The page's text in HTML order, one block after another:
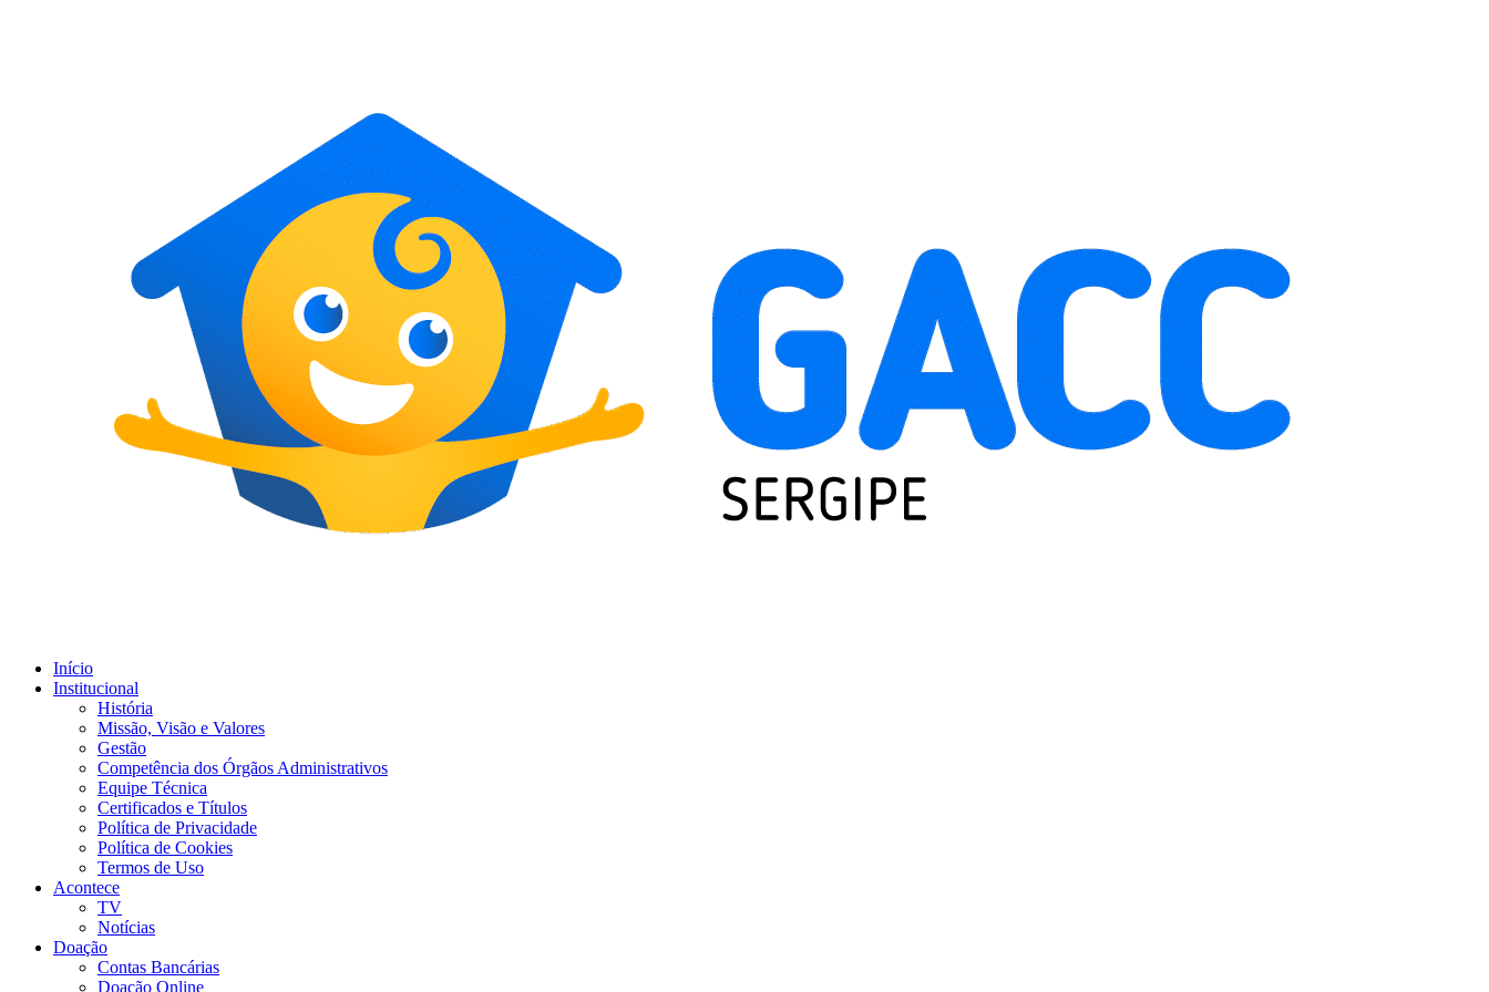
Início
Institucional
História
Missão, Visão e Valores
Gestão
Competência dos Órgãos Administrativos
Equipe Técnica
Certificados e Títulos
Política de Privacidade
Política de Cookies
Termos de Uso
Acontece
TV
Notícias
Doação
Contas Bancárias
Doação Online